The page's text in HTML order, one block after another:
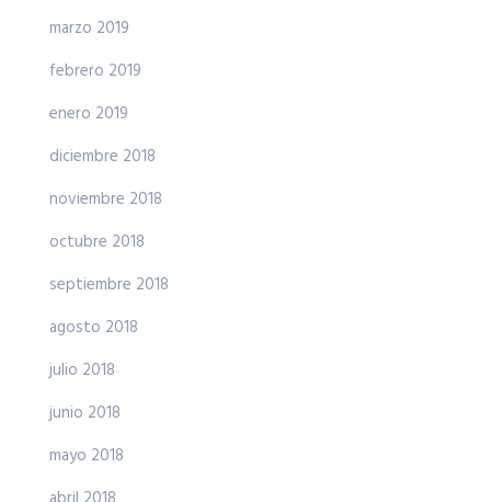
marzo 2019
febrero 2019
enero 2019
diciembre 2018
noviembre 2018
octubre 2018
septiembre 2018
agosto 2018
julio 2018
junio 2018
mayo 2018